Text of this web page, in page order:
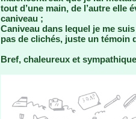
tout d’une main, de l’autre elle
caniveau ;
Caniveau dans lequel je me
pas de clichés, juste un
Bref, chaleureux et